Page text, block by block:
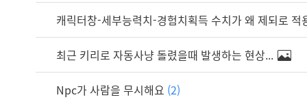
캐릭터창-세부능력치-경험치획득 수치가 왜 제되로 적
최근 키리로 자동사냥 돌렸을때 발생하는 현상...
Npc가 사람을 무시해요 (2)